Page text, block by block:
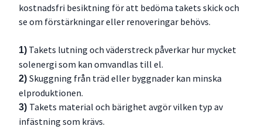
kostnadsfri besiktning för att bedöma takets skick och
se om förstärkningar eller renoveringar behövs.
1) Takets lutning och väderstreck påverkar hur mycket
solenergi som kan omvandlas till el.
2) Skuggning från träd eller byggnader kan minska
elproduktionen.
3) Takets material och bärighet avgör vilken typ av
infästning som krävs.